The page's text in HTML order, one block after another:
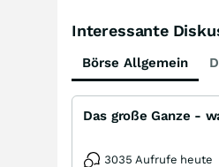
Interessante
Börse Allgemein
3035 Aufrufe heute